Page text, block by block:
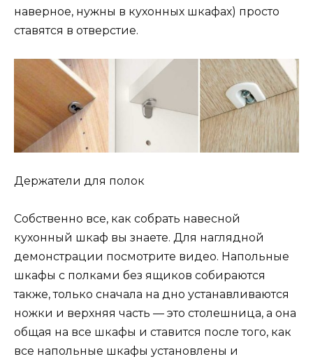
наверное, нужны в кухонных шкафах) просто
ставятся в отверстие.
Держатели для полок
Собственно все, как собрать навесной
кухонный шкаф вы знаете. Для наглядной
демонстрации посмотрите видео. Напольные
шкафы с полками без ящиков собираются
также, только сначала на дно устанавливаются
ножки и верхняя часть — это столешница, а она
общая на все шкафы и ставится после того, как
все напольные шкафы установлены и